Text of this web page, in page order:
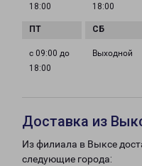
18:00
18:00
с 09:00 до
18:00
Выходной
Доставка из
Из филиала в Выксе
следующие города: